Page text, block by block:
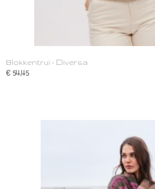
Blokkentrui - Diversa
€ 54,45